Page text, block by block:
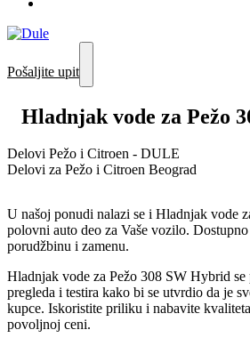
Pošaljite upit
Hladnjak vode za Pežo
Delovi Pežo i Citroen - DULE
Delovi za Pežo i Citroen Beograd
U našoj ponudi nalazi se i Hladnjak vode
polovni auto deo za Vaše vozilo.
porudžbinu i zamenu.
Hladnjak vode za Pežo 308 SW Hybrid se
pregleda i testira kako bi se utvrdio da je
kupce. Iskoristite priliku i nabavite
povoljnoj ceni.